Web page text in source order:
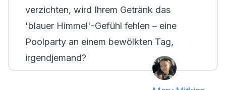
verzichten, wird Ihrem Getränk das
'blauer Himmel'-Gefühl fehlen – eine
Poolparty an einem bewölkten Tag,
irgendjemand?